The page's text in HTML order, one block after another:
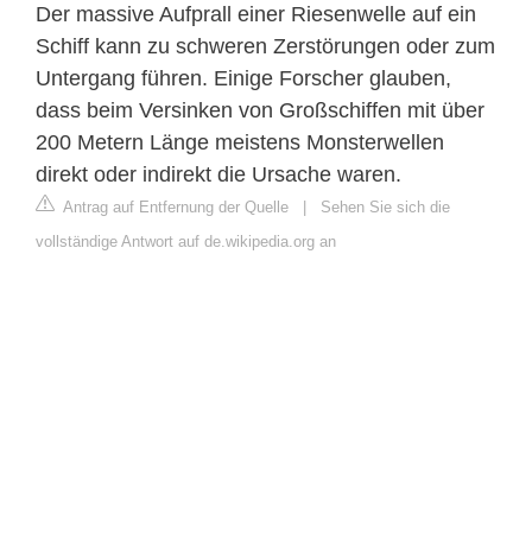
Der massive Aufprall einer Riesenwelle auf ein
Schiff kann zu schweren Zerstörungen oder zum
Untergang führen. Einige Forscher glauben,
dass beim Versinken von Großschiffen mit über
200 Metern Länge meistens Monsterwellen
direkt oder indirekt die Ursache waren.
Antrag auf Entfernung der Quelle | Sehen Sie sich die
vollständige Antwort auf de.wikipedia.org an